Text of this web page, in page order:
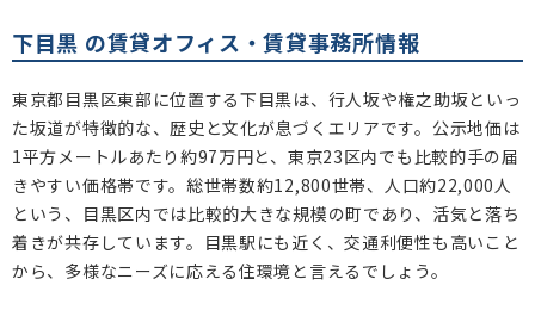
下目黒 の賃貸オフィス・賃貸事務所情報
東京都目黒区東部に位置する下目黒は、行人坂や権之助坂といっ
た坂道が特徴的な、歴史と文化が息づくエリアです。公示地価は
1平方メートルあたり約97万円と、東京23区内でも比較的手の届
きやすい価格帯です。総世帯数約12,800世帯、人口約22,000人
という、目黒区内では比較的大きな規模の町であり、活気と落ち
着きが共存しています。目黒駅にも近く、交通利便性も高いこと
から、多様なニーズに応える住環境と言えるでしょう。